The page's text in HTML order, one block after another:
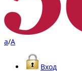
a/A
Вход